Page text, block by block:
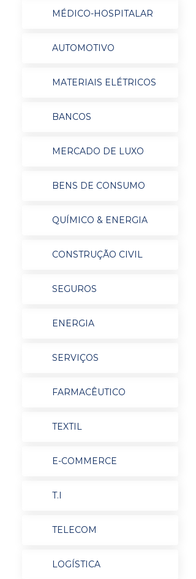
MÉDICO-HOSPITALAR
AUTOMOTIVO
MATERIAIS ELÉTRICOS
BANCOS
MERCADO DE LUXO
BENS DE CONSUMO
QUÍMICO & ENERGIA
CONSTRUÇÃO CIVIL
SEGUROS
ENERGIA
SERVIÇOS
FARMACÊUTICO
TEXTIL
E-COMMERCE
T.I
TELECOM
LOGÍSTICA